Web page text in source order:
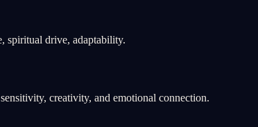
spiritual drive, adaptability.
creativity, and emotional connection.